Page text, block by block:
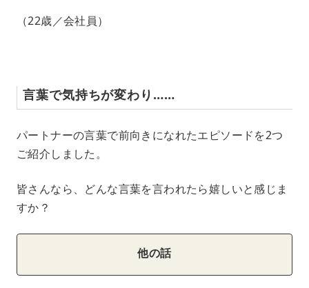
（22歳／会社員）
言葉で気持ちが変わり……
パートナーの言葉で前向きになれたエピソードを2つ
ご紹介しました。
皆さんなら、どんな言葉を言われたら嬉しいと感じま
すか？
他の話